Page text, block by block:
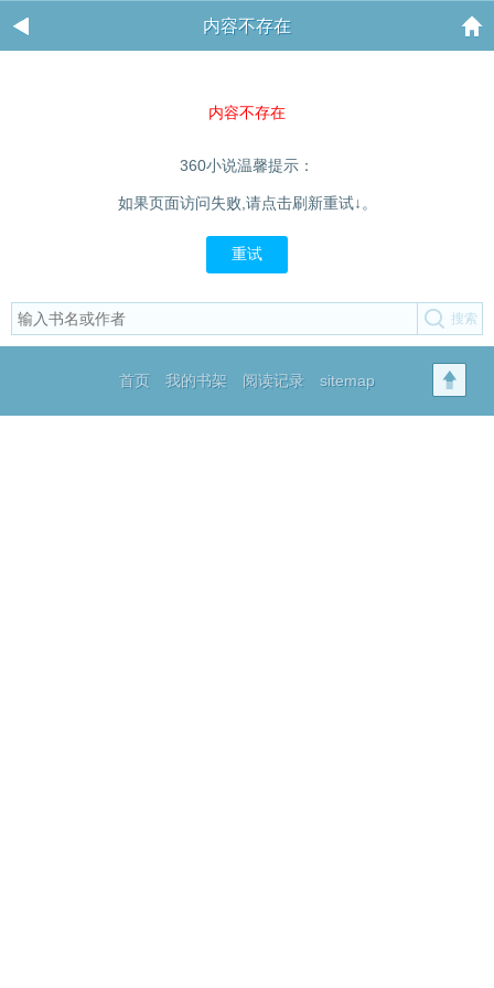
内容不存在
内容不存在
360小说温馨提示：
如果页面访问失败,请点击刷新重试↓。
重试
首页 我的书架 阅读记录 sitemap